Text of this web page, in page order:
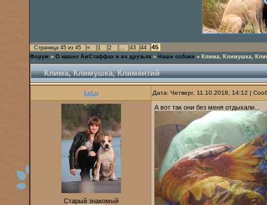
Страница 45 из 45 « 1 2 … 43 44 45
Форум » О наших АмСтаффах и их друзьях » Наши собаки » Клима, Климушка,
Клима, Климушка, Климентий
LeLu Дата: Четверг, 11.10.2018, 14:12 |
Старый знакомый
А вот так они без меня отдыхали...